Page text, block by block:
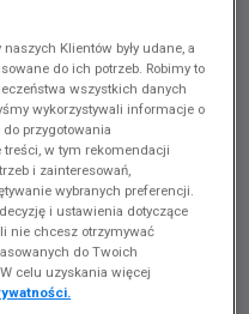
Klientów były udane, a
do ich potrzeb. Robimy to
wszystkich danych
wykorzystywali informacje o
przygotowania
w tym rekomendacji
i zainteresowań,
wybranych preferencji.
i ustawienia dotyczące
nie chcesz otrzymywać
do Twoich
celu uzyskania więcej